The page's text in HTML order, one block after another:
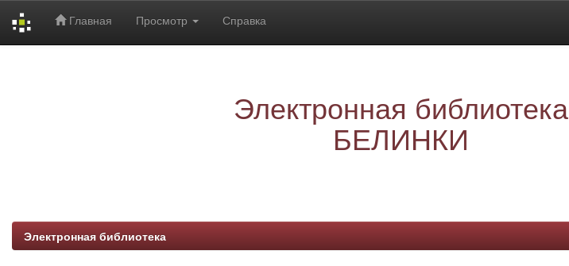
Главная Просмотр Справка
Электронная библиотека
БЕЛИНКИ
Электронная библиотека